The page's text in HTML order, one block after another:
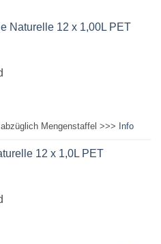
Naturelle 12 x 1,00L PET
Mengenstaffel >>> Info
12 x 1,0L PET